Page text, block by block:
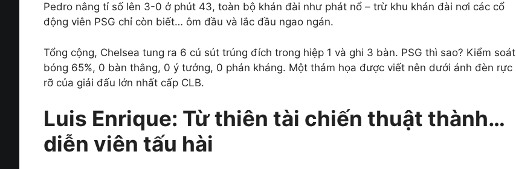
Pedro nâng tỉ số lên 3-0 ở phút 43, toàn bộ khán đài như phát nổ – trừ khu khán đài nơi các cổ
động viên PSG chỉ còn biết… ôm đầu và lắc đầu ngao ngán.
Tổng cộng, Chelsea tung ra 6 cú sút trúng đích trong hiệp 1 và ghi 3 bàn. PSG thì sao? Kiểm soát
bóng 65%, 0 bàn thắng, 0 ý tưởng, 0 phản kháng. Một thảm họa được viết nên dưới ánh đèn rực
rỡ của giải đấu lớn nhất cấp CLB.
Luis Enrique: Từ thiên tài chiến thuật thành…
diễn viên tấu hài